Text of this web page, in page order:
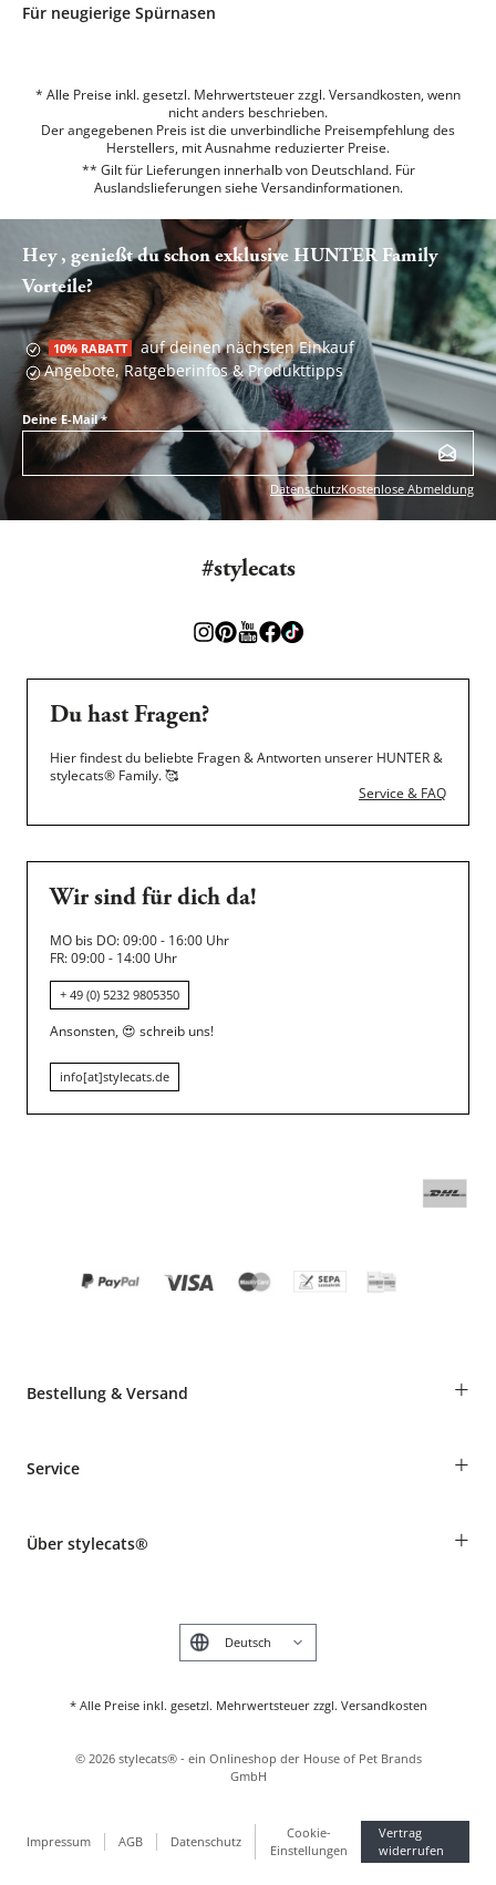
Für neugierige Spürnasen
* Alle Preise inkl. gesetzl. Mehrwertsteuer zzgl. Versandkosten, wenn
nicht anders beschrieben.
Der angegebenen Preis ist die unverbindliche Preisempfehlung des
Herstellers, mit Ausnahme reduzierter Preise.
** Gilt für Lieferungen innerhalb von Deutschland. Für
Auslandslieferungen siehe Versandinformationen.
Hey , genießt du schon exklusive HUNTER Family
Vorteile?
10% RABATT auf deinen nächsten Einkauf
Angebote, Ratgeberinfos & Produkttipps
Deine E-Mail*
DatenschutzKostenlose Abmeldung
#stylecats
Du hast Fragen?
Hier findest du beliebte Fragen & Antworten unserer HUNTER &
stylecats® Family.🥰
Service & FAQ
Wir sind für dich da!
MO bis DO: 09:00 - 16:00 Uhr
FR: 09:00 - 14:00 Uhr
+ 49 (0) 5232 9805350
Ansonsten, 😍 schreib uns!
info[at]stylecats.de
Bestellung & Versand +
Informationen zur Lieferung
Produkte reklamieren und zurücksenden
Service +
Tierkrankenversicherung
Über stylecats® +
* Alle Preise inkl. gesetzl. Mehrwertsteuer zzgl. Versandkosten
English
Impressum AGB Datenschutz
Cookie-
Einstellungen
Vertrag
widerrufen
© 2026 stylecats® - ein Onlineshop der House of Pet Brands
GmbH